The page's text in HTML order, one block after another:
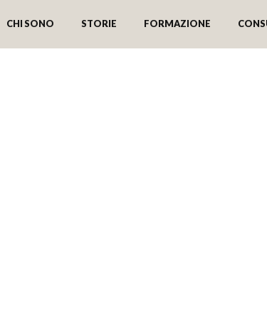
CHI SONO STORIE FORMAZIONE